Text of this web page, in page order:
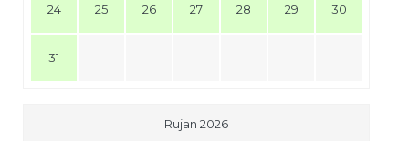
24 25 26 27 28 29 30
31
Rujan 2026